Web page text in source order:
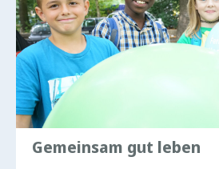
Gemeinsam gut leben